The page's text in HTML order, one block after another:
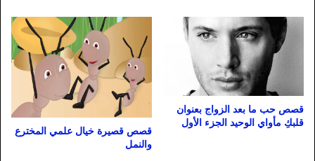
قصص حب ما بعد الزواج بعنوان
قلبكِ مأواي الوحيد الجزء الأول
قصص قصيرة خيال علمي المخترع
والنمل